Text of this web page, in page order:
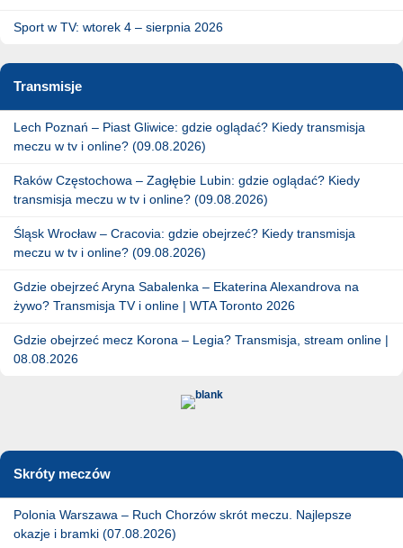
Sport w TV: wtorek 4 – sierpnia 2026
Transmisje
Lech Poznań – Piast Gliwice: gdzie oglądać? Kiedy transmisja
meczu w tv i online? (09.08.2026)
Raków Częstochowa – Zagłębie Lubin: gdzie oglądać? Kiedy
transmisja meczu w tv i online? (09.08.2026)
Śląsk Wrocław – Cracovia: gdzie obejrzeć? Kiedy transmisja
meczu w tv i online? (09.08.2026)
Gdzie obejrzeć Aryna Sabalenka – Ekaterina Alexandrova na
żywo? Transmisja TV i online | WTA Toronto 2026
Gdzie obejrzeć mecz Korona – Legia? Transmisja, stream online |
08.08.2026
Skróty meczów
Polonia Warszawa – Ruch Chorzów skrót meczu. Najlepsze
okazje i bramki (07.08.2026)